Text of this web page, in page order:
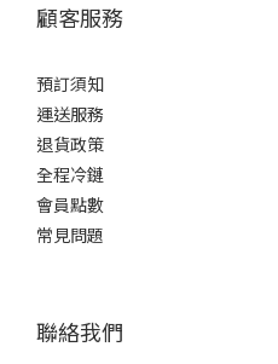
顧客服務
預訂須知
運送服務
退貨政策
全程冷鏈
會員點數
常見問題
聯絡我們